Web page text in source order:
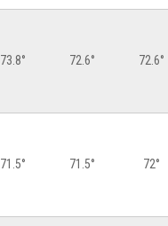
73.8° 72.6° 72.6°
71.5° 71.5° 72°